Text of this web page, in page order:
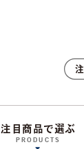
注目商品で選ぶ
PRODUCTS